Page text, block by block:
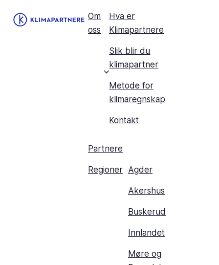
Om
oss
Hva er
Klimapartnere
Slik blir du
klimapartner
Metode for
klimaregnskap
Kontakt
Partnere
Regioner Agder
Akershus
Buskerud
Innlandet
Møre og